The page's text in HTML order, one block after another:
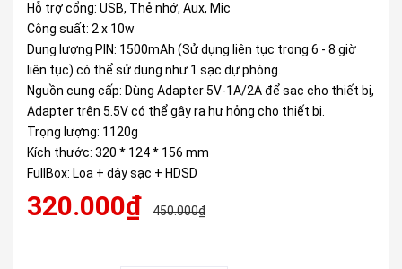
Hỗ trợ cổng: USB, Thẻ nhớ, Aux, Mic
Công suất: 2 x 10w
Dung lượng PIN: 1500mAh (Sử dụng liên tục trong 6 - 8 giờ
liên tục) có thể sử dụng như 1 sạc dự phòng.
Nguồn cung cấp: Dùng Adapter 5V-1A/2A để sạc cho thiết bị,
Adapter trên 5.5V có thể gây ra hư hỏng cho thiết bị.
Trọng lượng: 1120g
Kích thước: 320 * 124 * 156 mm
FullBox: Loa + dây sạc + HDSD
320.000₫ 450.000₫